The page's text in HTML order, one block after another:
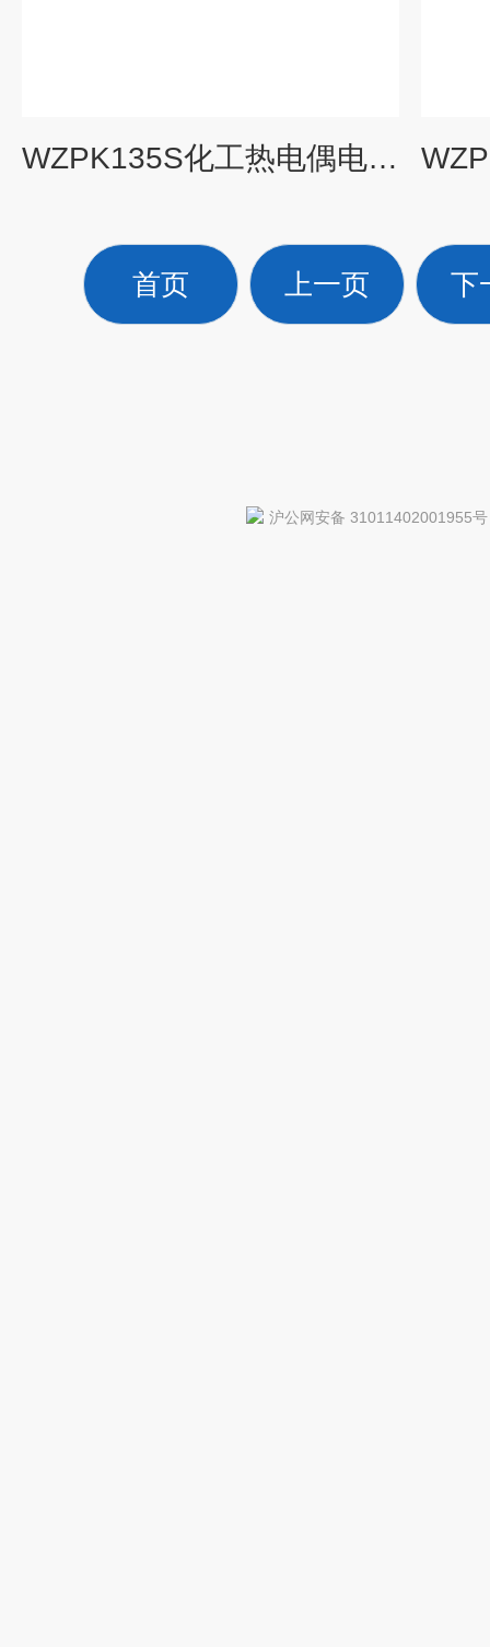
WZPK135S化工热电偶电阻，WZPK-135S，
首页 上一页 下
沪公网安备 31011402001955号